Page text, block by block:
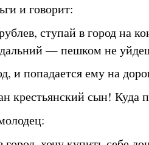
и говорит:
ступай в город на
— пешком не
и попадается ему на
крестьянский сын! Куда